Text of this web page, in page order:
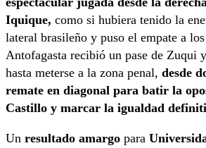
Iquique, como si hubiera tenido la
lateral brasileño y puso el empate a
Antofagasta recibió un pase de Zuqui
hasta meterse a la zona penal, desde
remate en diagonal para batir la
Castillo y marcar la igualdad
Un resultado amargo para